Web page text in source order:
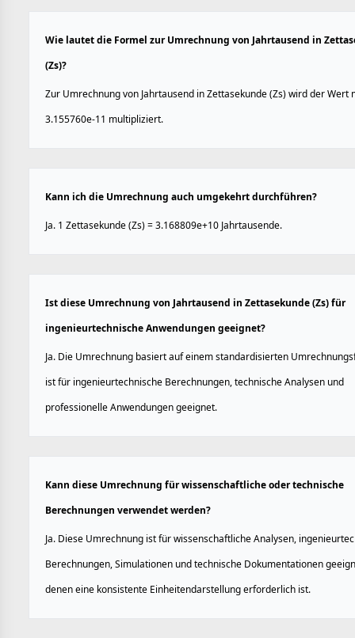
Wie lautet die Formel zur Umrechnung von Jahrtausend in
(Zs)?
Zur Umrechnung von Jahrtausend in Zettasekunde (Zs) wird der Wert
3.155760e-11 multipliziert.
Kann ich die Umrechnung auch umgekehrt durchführen?
Ja. 1 Zettasekunde (Zs) = 3.168809e+10 Jahrtausende.
Ist diese Umrechnung von Jahrtausend in Zettasekunde (Zs) für
ingenieurtechnische Anwendungen geeignet?
Ja. Die Umrechnung basiert auf einem standardisierten
ist für ingenieurtechnische Berechnungen, technische Analysen und
professionelle Anwendungen geeignet.
Kann diese Umrechnung für wissenschaftliche oder technische
Berechnungen verwendet werden?
Ja. Diese Umrechnung ist für wissenschaftliche Analysen,
Berechnungen, Simulationen und technische Dokumentationen
denen eine konsistente Einheitendarstellung erforderlich ist.